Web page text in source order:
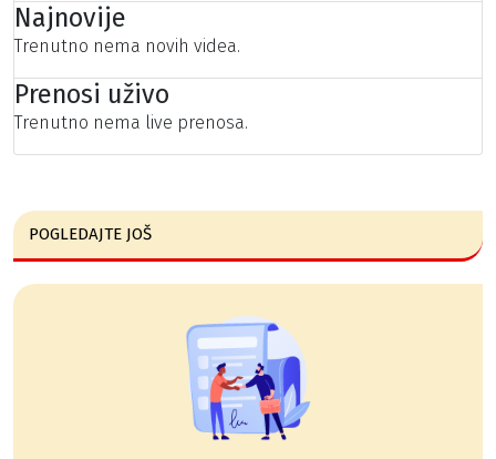
Najnovije
Trenutno nema novih videa.
Prenosi uživo
Trenutno nema live prenosa.
POGLEDAJTE JOŠ